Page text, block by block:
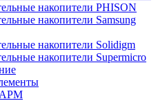
накопители PHISON
накопители Samsung
накопители Solidigm
накопители Supermicro
АРМ